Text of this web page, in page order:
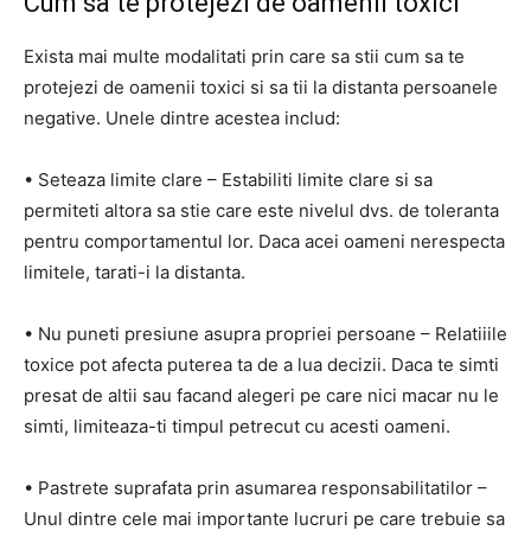
Exista mai multe modalitati prin care sa stii cum sa te
protejezi de oamenii toxici si sa tii la distanta persoanele
negative. Unele dintre acestea includ:
• Seteaza limite clare – Estabiliti limite clare si sa
permiteti altora sa stie care este nivelul dvs. de toleranta
pentru comportamentul lor. Daca acei oameni nerespecta
limitele, tarati-i la distanta.
• Nu puneti presiune asupra propriei persoane – Relatiiile
toxice pot afecta puterea ta de a lua decizii. Daca te simti
presat de altii sau facand alegeri pe care nici macar nu le
simti, limiteaza-ti timpul petrecut cu acesti oameni.
• Pastrete suprafata prin asumarea responsabilitatilor –
Unul dintre cele mai importante lucruri pe care trebuie sa